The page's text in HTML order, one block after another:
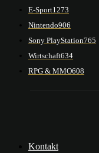
E-Sport1273
Nintendo906
Sony PlayStation765
Wirtschaft634
RPG & MMO608
Kontakt